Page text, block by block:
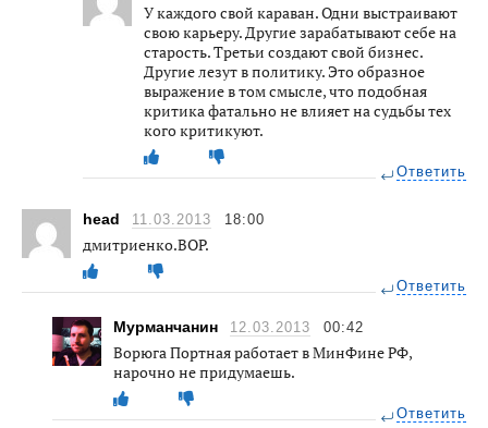
У каждого свой караван. Одни выстраивают
свою карьеру. Другие зарабатывают себе на
старость. Третьи создают свой бизнес.
Другие лезут в политику. Это образное
выражение в том смысле, что подобная
критика фатально не влияет на судьбы тех
кого критикуют.
Ответить
head 11.03.2013 18:00
дмитриенко.ВОР.
Ответить
Мурманчанин 12.03.2013 00:42
Ворюга Портная работает в МинФине РФ,
нарочно не придумаешь.
Ответить